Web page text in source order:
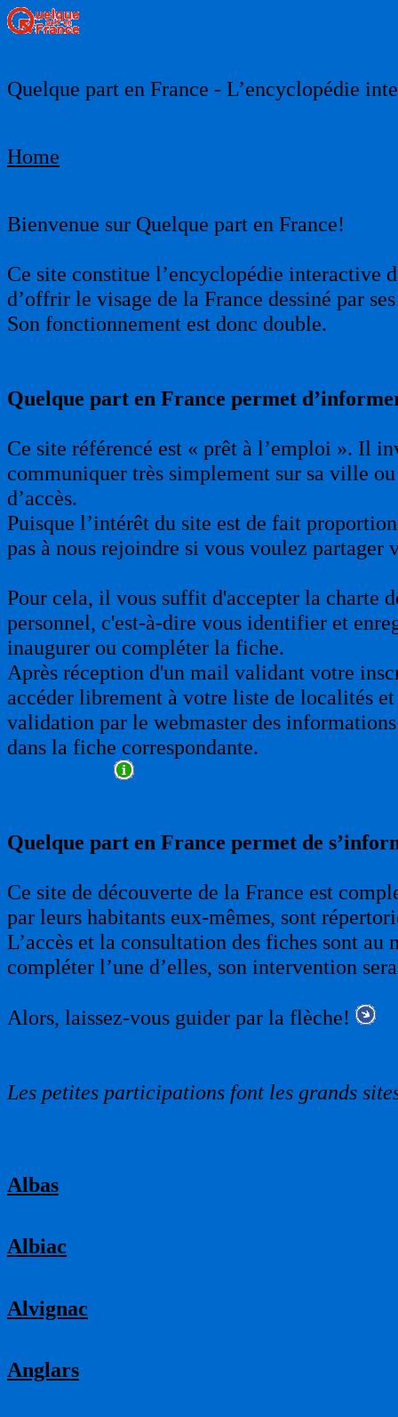
Quelque part en France - L’encyclopédie
Home
Bienvenue sur Quelque part en France!
Ce site constitue l’encyclopédie interactive
d’offrir le visage de la France dessiné par
Son fonctionnement est donc double.
Quelque part en France permet
Ce site référencé est « prêt à l’emploi ». Il
communiquer très simplement sur sa ville
d’accès.
Puisque l’intérêt du site est de fait
pas à nous rejoindre si vous voulez
Pour cela, il vous suffit d'accepter la charte
personnel, c'est-à-dire vous identifier et
inaugurer ou compléter la fiche.
Après réception d'un mail validant votre
accéder librement à votre liste de localités
validation par le webmaster des
dans la fiche correspondante.
Quelque part en France permet de
Ce site de découverte de la France est
par leurs habitants eux-mêmes, sont
L’accès et la consultation des fiches sont
compléter l’une d’elles, son intervention
Alors, laissez-vous guider par la flèche!
Les petites participations font les grands
Albas
Albiac
Alvignac
Anglars